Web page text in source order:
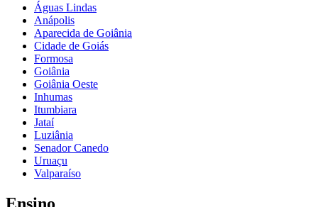
Águas Lindas
Anápolis
Aparecida de Goiânia
Cidade de Goiás
Formosa
Goiânia
Goiânia Oeste
Inhumas
Itumbiara
Jataí
Luziânia
Senador Canedo
Uruaçu
Valparaíso
Ensino